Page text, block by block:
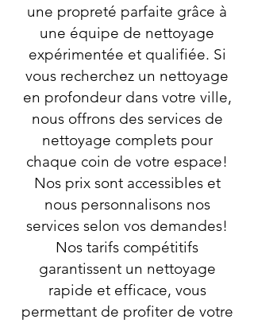
une propreté parfaite grâce à
une équipe de nettoyage
expérimentée et qualifiée. Si
vous recherchez un nettoyage
en profondeur dans votre ville,
nous offrons des services de
nettoyage complets pour
chaque coin de votre espace!
Nos prix sont accessibles et
nous personnalisons nos
services selon vos demandes!
Nos tarifs compétitifs
garantissent un nettoyage
rapide et efficace, vous
permettant de profiter de votre